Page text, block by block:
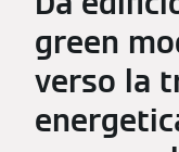
green
verso la